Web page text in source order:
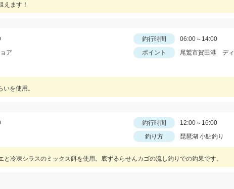
えます！
釣行時間
06:00～14:00
ア ポイント
尾鷲市賀田港 デ
を使用。
釣行時間
12:00～16:00
釣り方 琵琶湖 小鮎釣り
と冷凍シラスのミックス餌を使用。底ずるらせんカゴの流し釣りでの釣果です。